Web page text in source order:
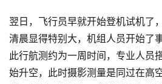
翌日，飞行员早就开始登机试机了
清晨显得特别大，机组人员开始了
此行航测约为一周时间，专业人员
始升空，此时摄影测量是同过在高